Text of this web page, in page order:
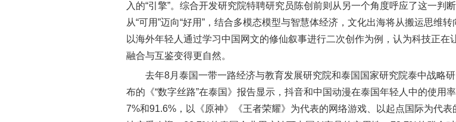
入的“引擎”。综合开发研究院特聘研究员陈创前则从另一个角度呼应了这一判
从“可用”迈向“好用”，结合多模态模型与智慧体经济，文化出海将从搬运思维
以海外年轻人通过学习中国网文的修仙叙事进行二次创作为例，认为科技正在
融合与互鉴变得更自然。
去年8月泰国一带一路经济与教育发展研究院和泰国国家研究院泰中战略
布的《“数字丝路”在泰国》报告显示，抖音和中国动漫在泰国年轻人中的使用
7%和91.6%，以《原神》《王者荣耀》为代表的网络游戏、以起点国际为代表